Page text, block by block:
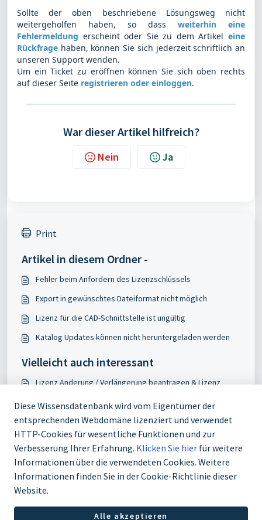
Sollte der oben beschriebene Lösungsweg nicht
weitergeholfen haben, so dass weiterhin eine
Fehlermeldung erscheint oder Sie zu dem Artikel eine
Rückfrage haben, können Sie sich jederzeit schriftlich an
unseren Support wenden.
Um ein Ticket zu eröffnen können Sie sich oben rechts
auf dieser Seite registrieren oder einloggen.
War dieser Artikel hilfreich?
Nein Ja
Print
Artikel in diesem Ordner -
Fehler beim Anfordern des Lizenzschlüssels
Export in gewünschtes Dateiformat nicht möglich
Lizenz für die CAD-Schnittstelle ist ungültig
Katalog Updates können nicht heruntergeladen werden
Vielleicht auch interessant
Lizenz Änderung / Verlängerung beantragen & Lizenz
Katalog Updates können nicht heruntergeladen werden
PARTS4CAD für MegaCAD
Fehler beim Anfordern des Lizenzschlüssels
Diese Wissensdatenbank wird vom Eigentümer der
entsprechenden Webdomäne lizenziert und verwendet
HTTP-Cookies für wesentliche Funktionen und zur
Verbesserung Ihrer Erfahrung. Klicken Sie hier für weitere
Informationen über die verwendeten Cookies. Weitere
Informationen finden Sie in der Cookie-Richtlinie dieser
Website.
Alle akzeptieren